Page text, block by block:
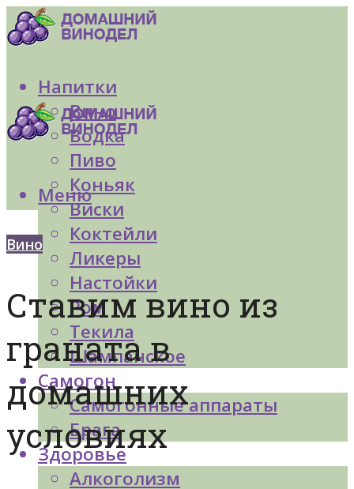
Напитки
Вино
Водка
Пиво
Коньяк
Виски
Коктейли
Ликеры
Настойки
Ром
Текила
Шампанское
Самогон
Самогонные аппараты
Брага
Здоровье
Алкоголизм
Меню
Вино
Ставим вино из
граната в
домашних
условиях